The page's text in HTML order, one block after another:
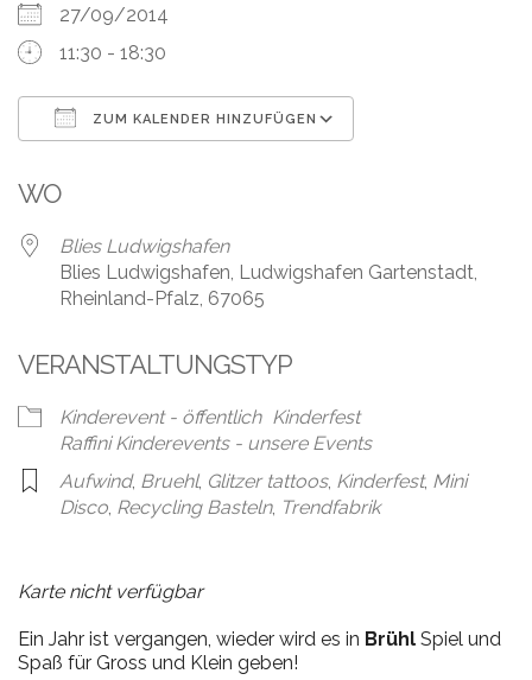
Über
Fotos,
Referenzen
Jobs
Partner/Links
27/09/2014
11:30 - 18:30
ZUM KALENDER HINZUFÜGEN
WO
Blies Ludwigshafen
Blies Ludwigshafen, Ludwigshafen Gartenstadt,
Rheinland-Pfalz, 67065
VERANSTALTUNGSTYP
Kinderevent - öffentlich Kinderfest
Raffini Kinderevents - unsere Events
Aufwind, Bruehl, Glitzer tattoos, Kinderfest, Mini
Disco, Recycling Basteln, Trendfabrik
Karte nicht verfügbar
Ein Jahr ist vergangen, wieder wird es in Brühl Spiel und
Spaß für Gross und Klein geben!